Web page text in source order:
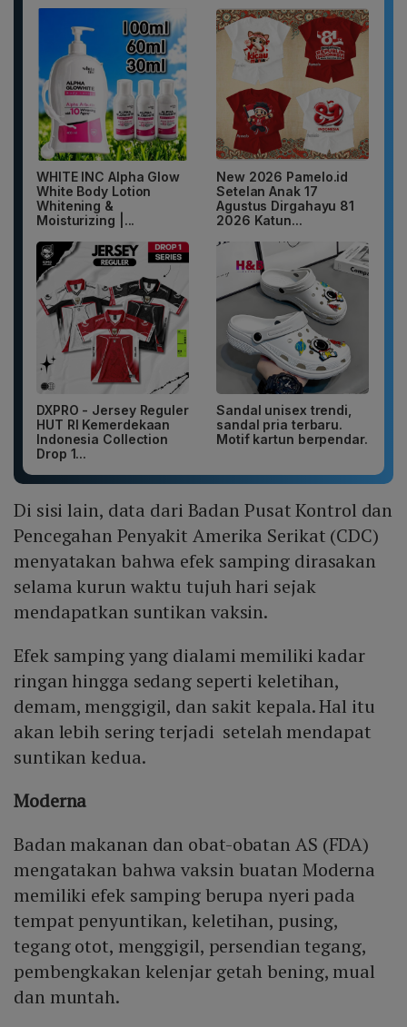
WHITE INC Alpha Glow
White Body Lotion
Whitening &
Moisturizing |...
New 2026 Pamelo.id
Setelan Anak 17
Agustus Dirgahayu 81
2026 Katun...
DXPRO - Jersey Reguler
HUT RI Kemerdekaan
Indonesia Collection
Drop 1...
Sandal unisex trendi,
sandal pria terbaru.
Motif kartun berpendar.
Di sisi lain, data dari Badan Pusat Kontrol dan
Pencegahan Penyakit Amerika Serikat (CDC)
menyatakan bahwa efek samping dirasakan
selama kurun waktu tujuh hari sejak
mendapatkan suntikan vaksin.
Efek samping yang dialami memiliki kadar
ringan hingga sedang seperti keletihan,
demam, menggigil, dan sakit kepala. Hal itu
akan lebih sering terjadi setelah mendapat
suntikan kedua.
Moderna
Badan makanan dan obat-obatan AS (FDA)
mengatakan bahwa vaksin buatan Moderna
memiliki efek samping berupa nyeri pada
tempat penyuntikan, keletihan, pusing,
tegang otot, menggigil, persendian tegang,
pembengkakan kelenjar getah bening, mual
dan muntah.